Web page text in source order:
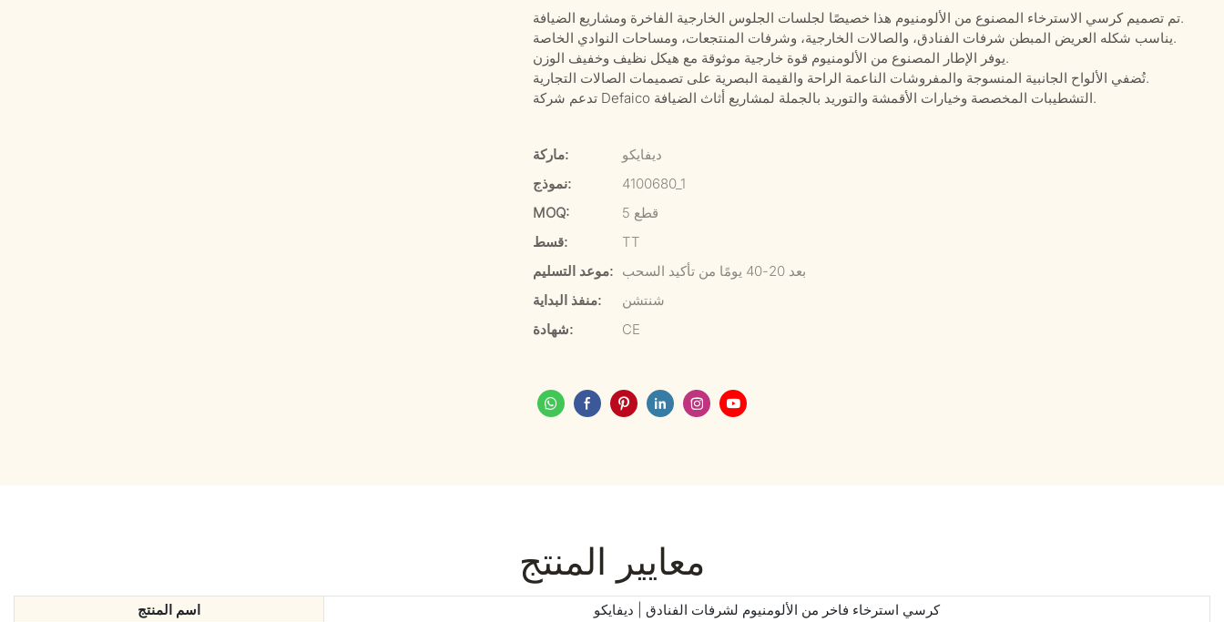
تم تصميم كرسي الاسترخاء المصنوع من الألومنيوم هذا خصيصًا لجلسات الجلوس الخارجية الفاخرة ومشاريع الضيافة.
يناسب شكله العريض المبطن شرفات الفنادق، والصالات الخارجية، وشرفات المنتجعات، ومساحات النوادي الخاصة.
يوفر الإطار المصنوع من الألومنيوم قوة خارجية موثوقة مع هيكل نظيف وخفيف الوزن.
تُضفي الألواح الجانبية المنسوجة والمفروشات الناعمة الراحة والقيمة البصرية على تصميمات الصالات التجارية.
تدعم شركة Defaico التشطيبات المخصصة وخيارات الأقمشة والتوريد بالجملة لمشاريع أثاث الضيافة.
ماركة:
ديفايكو
نموذج:
4100680_1
MOQ:
5 قطع
قسط:
TT
موعد التسليم:
بعد 20-40 يومًا من تأكيد السحب
منفذ البداية:
شنتشن
شهادة:
CE
معايير المنتج
اسم المنتج
كرسي استرخاء فاخر من الألومنيوم لشرفات الفنادق | ديفايكو